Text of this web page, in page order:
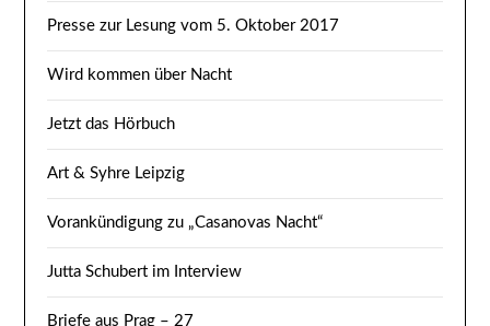
Presse zur Lesung vom 5. Oktober 2017
Wird kommen über Nacht
Jetzt das Hörbuch
Art & Syhre Leipzig
Vorankündigung zu „Casanovas Nacht“
Jutta Schubert im Interview
Briefe aus Prag – 27